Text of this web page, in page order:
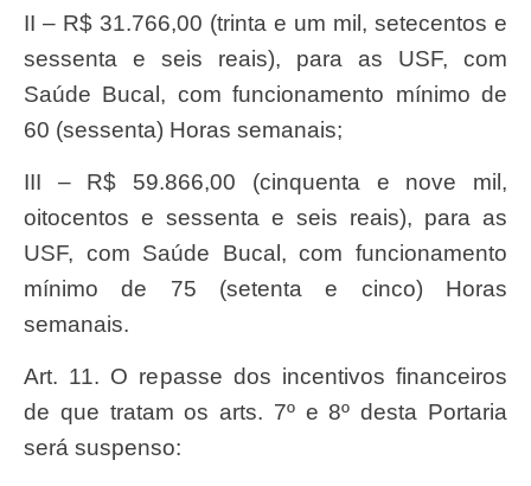
II – R$ 31.766,00 (trinta e um mil, setecentos e
sessenta e seis reais), para as USF, com
Saúde Bucal, com funcionamento mínimo de
60 (sessenta) Horas semanais;
III – R$ 59.866,00 (cinquenta e nove mil,
oitocentos e sessenta e seis reais), para as
USF, com Saúde Bucal, com funcionamento
mínimo de 75 (setenta e cinco) Horas
semanais.
Art. 11. O repasse dos incentivos financeiros
de que tratam os arts. 7º e 8º desta Portaria
será suspenso: